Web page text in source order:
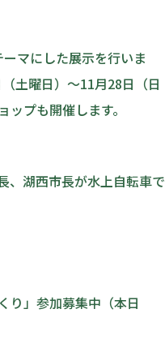
マにした展示を行いま
土曜日）～11月28日（日
プも開催します。
、湖西市長が水上自転車で
り」参加募集中（本日